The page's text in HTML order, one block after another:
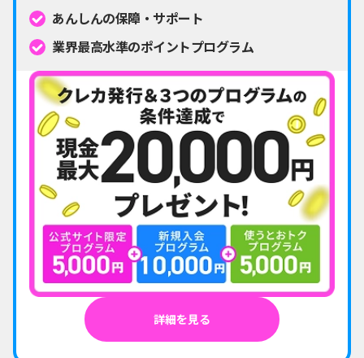
あんしんの保障・サポート
業界最高水準のポイントプログラム
詳細を見る